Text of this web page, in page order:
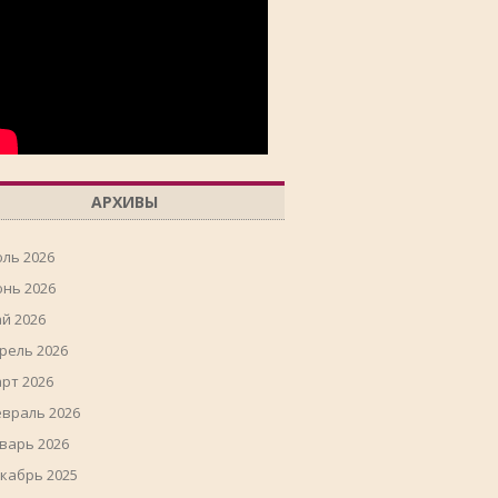
АРХИВЫ
2026
2026
2026
2026
2026
2026
2026
2025